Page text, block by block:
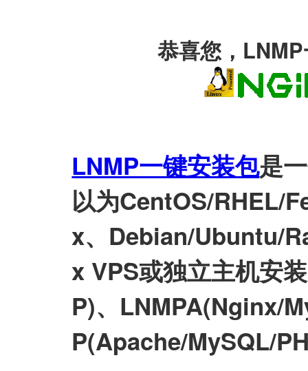
恭喜您，
LNMP一键安装包是
以为CentOS/RHEL/
x、Debian/Ubuntu/
x VPS或独立主机安
P)、LNMPA(Nginx/
P(Apache/MySQL/